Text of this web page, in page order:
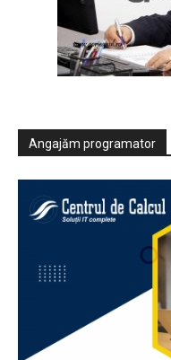
Angajăm programator